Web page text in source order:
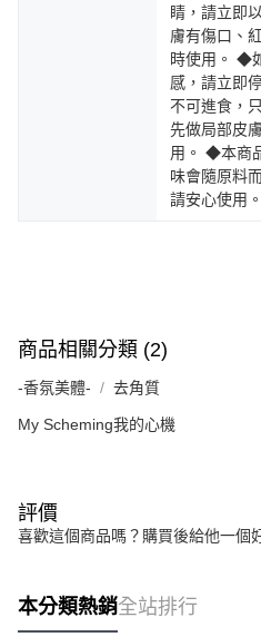
睛，請立即
膚有傷口、
時使用。 ◆
感，請立即
不可進食，
先做局部皮
用。 ◆本商
味會隨原料
請安心使用。
商品相關分類 (2)
-香氛美體- 去角質
My Scheming我的心機
評價
喜歡這個商品嗎？購買後給他一個
本分類熱銷全站排行